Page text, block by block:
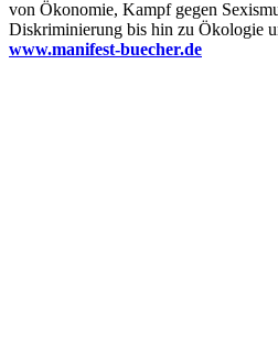
von Ökonomie, Kampf gegen
Diskriminierung bis hin zu Ökologie
www.manifest-buecher.de